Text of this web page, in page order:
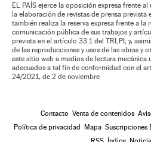
EL PAÍS ejerce la oposición expresa frente
la elaboración de revistas de prensa prevista
también realiza la reserva expresa frente a
comunicación pública de sus trabajos y
prevista en el artículo 33.1 del TRLPI; y,
de las reproducciones y usos de las obras y
este sitio web a medios de lectura mecánica
adecuados a tal fin de conformidad con el
24/2021, de 2 de noviembre
Contacto Venta de contenidos
Política de privacidad Mapa Suscripciones